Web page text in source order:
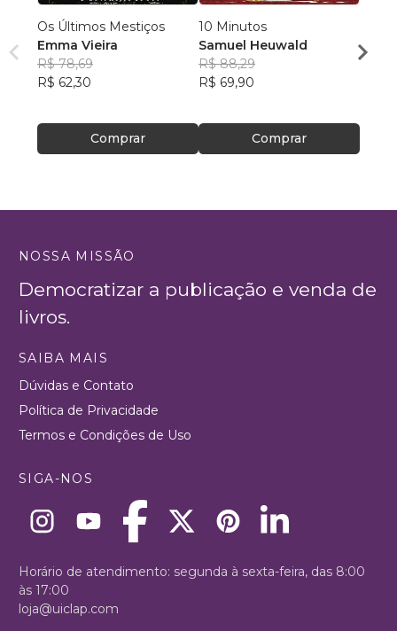
Os Últimos Mestiços
Emma Vieira
R$ 78,69
R$ 62,30
Comprar
10 Minutos
Samuel Heuwald
R$ 88,29
R$ 69,90
Comprar
NOSSA MISSÃO
Democratizar a publicação e venda de
livros.
SAIBA MAIS
Dúvidas e Contato
Política de Privacidade
Termos e Condições de Uso
SIGA-NOS
Horário de atendimento: segunda à sexta-feira, das 8:00
às 17:00
loja@uiclap.com